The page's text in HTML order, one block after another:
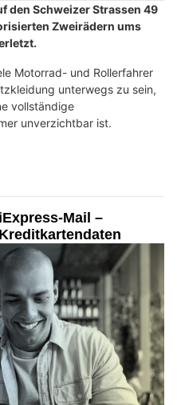
den Schweizer Strassen 49
Zweirädern ums
Motorrad- und Rollerfahrer
unterwegs zu sein,
vollständige
unverzichtbar ist.
Mail –